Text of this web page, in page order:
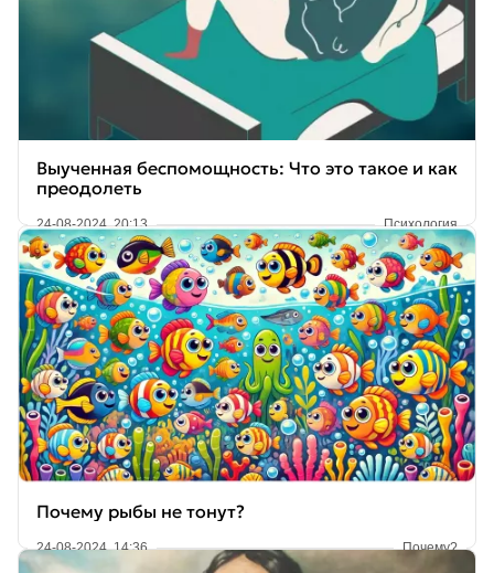
Выученная беспомощность: Что это такое и как
преодолеть
24-08-2024, 20:13 Психология
Почему рыбы не тонут?
24-08-2024, 14:36 Почему?